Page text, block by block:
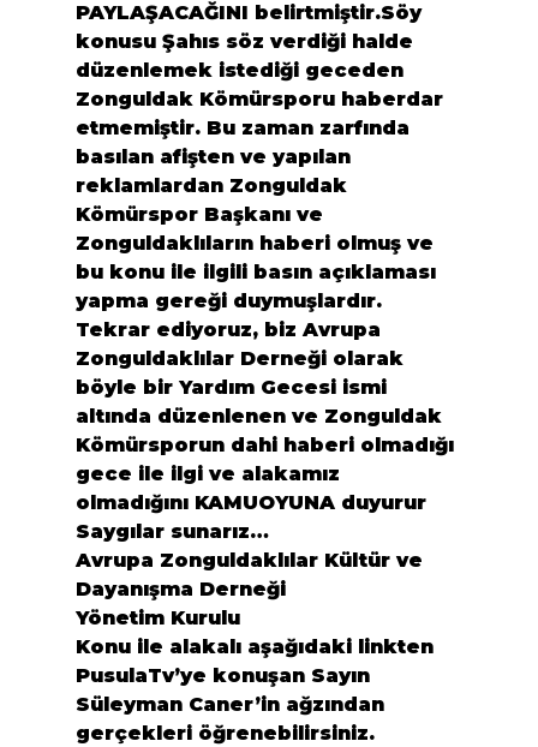
PAYLAŞACAĞINI belirtmiştir.Söy
konusu Şahıs söz verdiği halde
düzenlemek istediği geceden
Zonguldak Kömürsporu haberdar
etmemiştir. Bu zaman zarfında
basılan afişten ve yapılan
reklamlardan Zonguldak
Kömürspor Başkanı ve
Zonguldaklıların haberi olmuş ve
bu konu ile ilgili basın açıklaması
yapma gereği duymuşlardır.
Tekrar ediyoruz, biz Avrupa
Zonguldaklılar Derneği olarak
böyle bir Yardım Gecesi ismi
altında düzenlenen ve Zonguldak
Kömürsporun dahi haberi olmadığı
gece ile ilgi ve alakamız
olmadığını KAMUOYUNA duyurur
Saygılar sunarız…
Avrupa Zonguldaklılar Kültür ve
Dayanışma Derneği
Yönetim Kurulu
Konu ile alakalı aşağıdaki linkten
PusulaTv’ye konuşan Sayın
Süleyman Caner’in ağzından
gerçekleri öğrenebilirsiniz.